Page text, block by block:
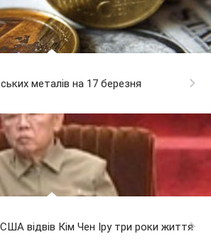
металів на 17 березня
відвів Кім Чен Іру три роки життя